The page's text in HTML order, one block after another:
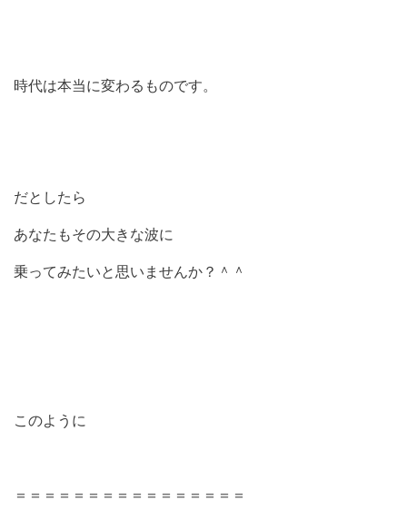
時代は本当に変わるものです。
だとしたら
あなた もその大きな波に
乗ってみたいと思いませんか？＾＾
このように
＝＝＝＝＝＝＝＝＝＝＝＝＝＝＝＝